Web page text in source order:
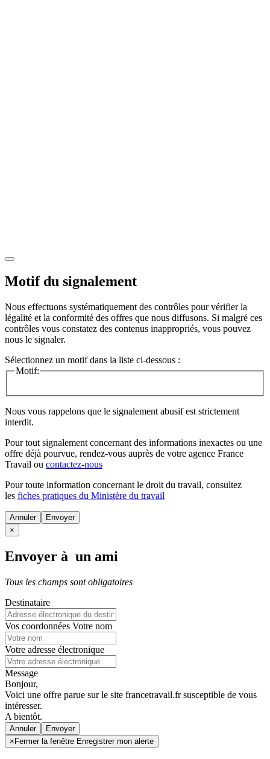
Motif du signalement
Nous effectuons systématiquement des contrôles pour vérifier la
légalité et la conformité des offres que nous diffusons. Si malgré ces
contrôles vous constatez des contenus inappropriés, vous pouvez
nous le signaler.
Sélectionnez un motif dans la liste ci-dessous :
Motif:
Nous vous rappelons que le signalement abusif est strictement
interdit.
Pour tout signalement concernant des informations inexactes ou une
offre déjà pourvue, rendez-vous auprès de votre agence France
Travail ou contactez-nous
Pour toute information concernant le droit du travail, consultez
les fiches pratiques du Ministère du travail
Annuler
×
Envoyer à un ami
Tous les champs sont obligatoires
Destinataire
Vos coordonnées Votre nom
Votre adresse électronique
Message
Bonjour,
Voici une offre parue sur le site francetravail.fr susceptible de vous
intéresser.
A bientôt.
Annuler
× Fermer la fenêtre Enregistrer mon alerte